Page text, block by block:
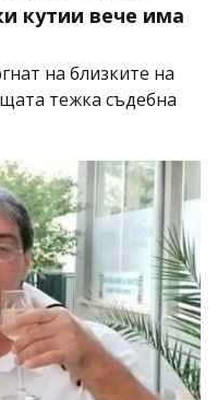
кутии вече има
на близките на
тежка съдебна